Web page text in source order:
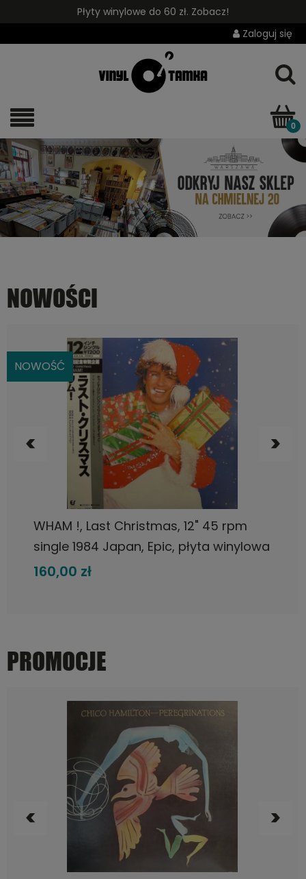
Płyty winylowe do 60 zł. Zobacz!
Zaloguj się
NOWOŚCI
Samantha Fox, Samantha Fox, LP 1987
Japan, Jive, płyta winylowa
160,00 zł
DO KOSZYKA
NOWOŚĆ
PROMOCJE
DO KOSZYKA